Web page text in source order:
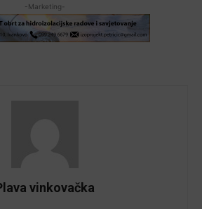
-Marketing-
vinkovačka